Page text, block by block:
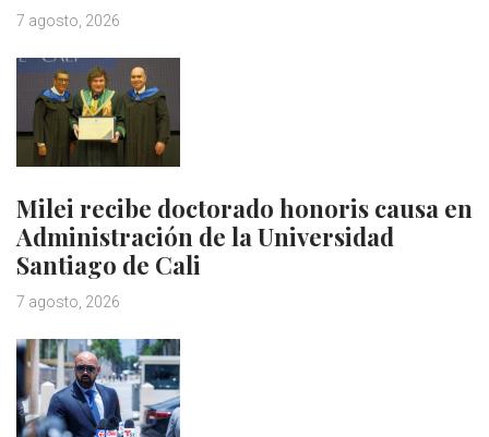
7 agosto, 2026
Milei recibe doctorado honoris causa en
Administración de la Universidad
Santiago de Cali
7 agosto, 2026